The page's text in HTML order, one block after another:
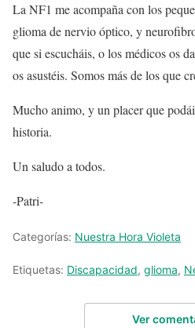
La NF1 me acompaña con los
glioma de nervio óptico, y
que si escucháis, o los médicos os
os asustéis. Somos más de los que
Mucho animo, y un placer que
historia.
Un saludo a todos.
-Patri-
Categorías: Nuestra Hora Violeta
Etiquetas: Discapacidad, glioma,
Ver